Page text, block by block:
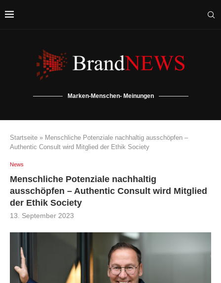
Marken-Menschen- Meinungen
Startseite » Menschliche Potenziale nachhaltig ausschöpfen –
Authentic Consult wird Mitglied der Ethik Society
News
Menschliche Potenziale nachhaltig
ausschöpfen – Authentic Consult wird Mitglied
der Ethik Society
13. September 2023